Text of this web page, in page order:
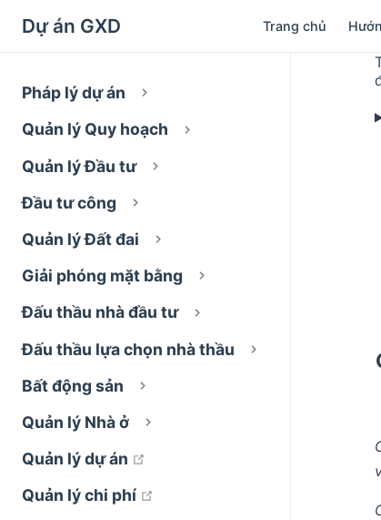
Dự án GXD Trang chủ
Pháp lý dự án
Quản lý Quy hoạch
Quản lý Đầu tư
Đầu tư công
Quản lý Đất đai
Giải phóng mặt bằng
Đấu thầu nhà đầu tư
Đấu thầu lựa chọn nhà thầu
Bất động sản
Quản lý Nhà ở
Quản lý dự án
Quản lý chi phí